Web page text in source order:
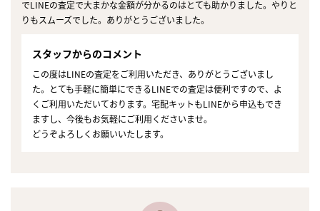
でLINEの査定で大まかな金額が分かるのはとても助かりました。やりと
りもスムーズでした。ありがとうございました。
スタッフからのコメント
この度はLINEの査定をご利用いただき、ありがとうございまし
た。とても手軽に簡単にできるLINEでの査定は便利ですので、よ
くご利用いただいております。宅配キットもLINEから申込もでき
ますし、今後もお気軽にご利用くださいませ。
どうぞよろしくお願いいたします。